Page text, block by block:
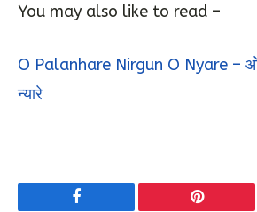
You may also like to read –
O Palanhare Nirgun O Nyare – ओ
न्यारे
Facebook Pinterest